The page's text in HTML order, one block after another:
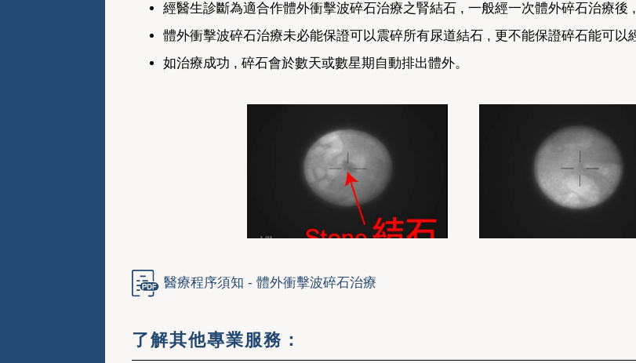
經醫生診斷為適合作體外衝擊波碎石治療之腎結石 , 一般經一次體外碎石治療後
體外衝擊波碎石治療未必能保證可以震碎所有尿道結石 , 更不能保證碎石能可以
如治療成功 , 碎石會於數天或數星期自動排出體外。
醫療程序須知 - 體外衝擊波碎石治療
了解其他專業服務：